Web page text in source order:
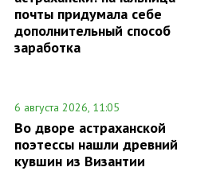
почты придумала себе
дополнительный способ
заработка
6 августа 2026, 11:05
Во дворе астраханской
поэтессы нашли древний
кувшин из Византии